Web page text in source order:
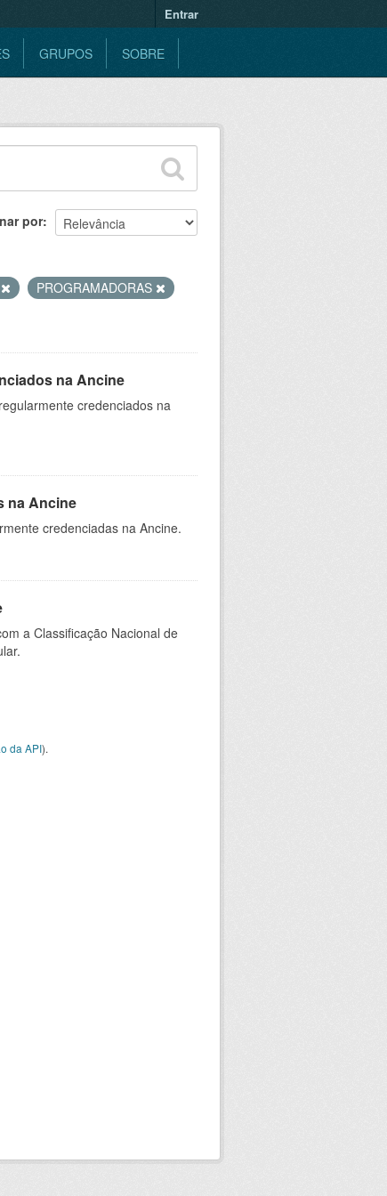
Entrar
GRUPOS SOBRE
por
PROGRAMADORAS
na Ancine
credenciados na
na Ancine
credenciadas na Ancine.
a Classificação Nacional de
da API).